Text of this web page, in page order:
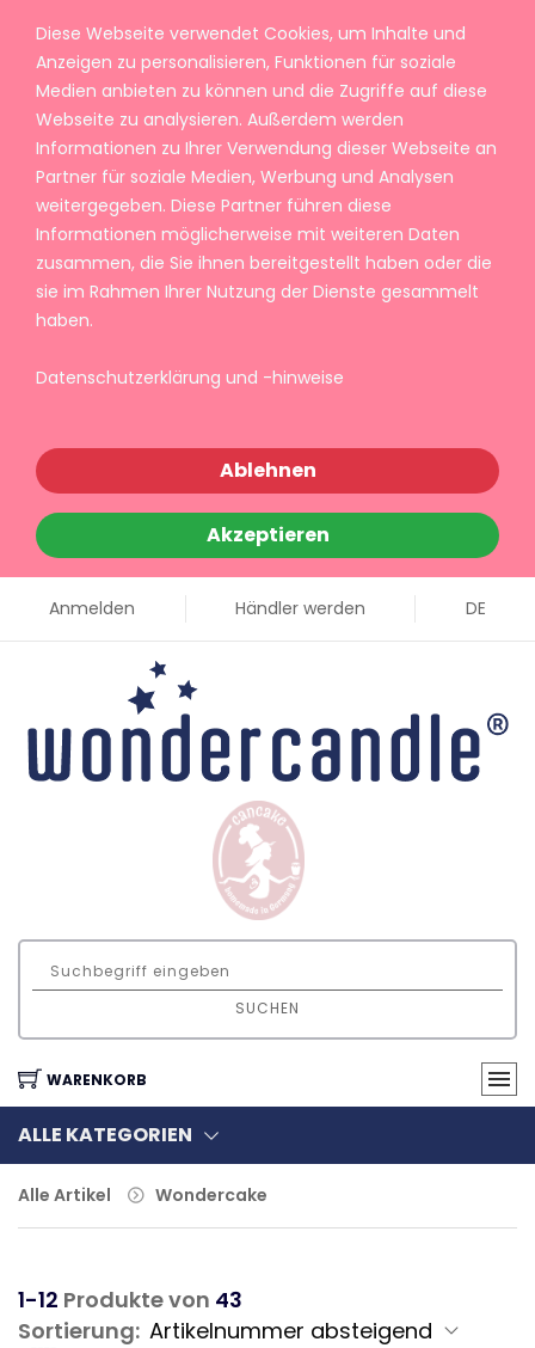
Diese Webseite verwendet Cookies, um Inhalte und
Anzeigen zu personalisieren, Funktionen für soziale
Medien anbieten zu können und die Zugriffe auf diese
Webseite zu analysieren. Außerdem werden
Informationen zu Ihrer Verwendung dieser Webseite an
Partner für soziale Medien, Werbung und Analysen
weitergegeben. Diese Partner führen diese
Informationen möglicherweise mit weiteren Daten
zusammen, die Sie ihnen bereitgestellt haben oder die
sie im Rahmen Ihrer Nutzung der Dienste gesammelt
haben.
Datenschutzerklärung und -hinweise
Ablehnen
Akzeptieren
Anmelden Händler werden DE
SUCHEN
WARENKORB
ALLE KATEGORIEN
Alle Artikel Wondercake
1-12 Produkte von 43
Sortierung: